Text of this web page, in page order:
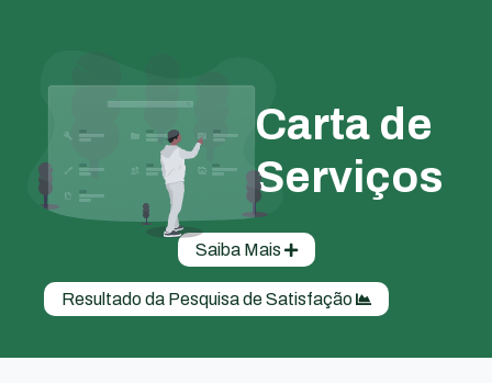
Carta de
Serviços
Saiba Mais
Resultado da Pesquisa de Satisfação